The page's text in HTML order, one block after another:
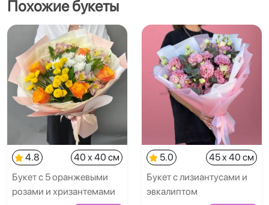
Похожие букеты
4.8
40 x 40 см
Букет с 5 оранжевыми
розами и хризантемами
5.0
45 x 40 см
Букет с лизиантусами и
эвкалиптом